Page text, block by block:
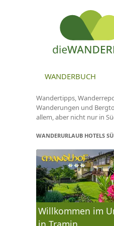
WANDERBUCH
Wandertipps,
Wanderungen und
allem, aber nicht nur in
WANDERURLAUB HOTELS
Willkommen im